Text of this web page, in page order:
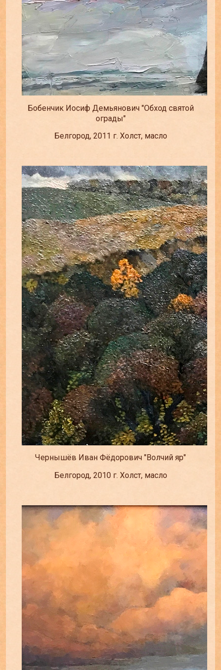
Бобенчик Иосиф Демьянович "Обход святой
ограды"
Белгород, 2011 г. Холст, масло
Чернышёв Иван Фёдорович "Волчий яр"
Белгород, 2010 г. Холст, масло